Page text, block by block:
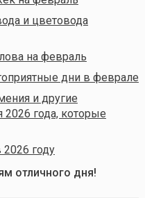
и цветовода
на февраль
дни в феврале
и другие
2026 года, которые
году
отличного дня!